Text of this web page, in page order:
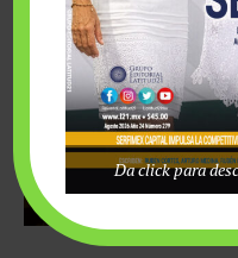
Da click para